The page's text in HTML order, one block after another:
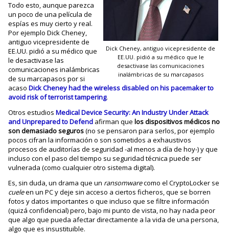
Dick Cheney, antiguo vicepresidente de
EE.UU. pidió a su médico que le
desactivase las comunicaciones
inalámbricas de su marcapasos
Todo esto, aunque parezca
un poco de una película de
espías es muy cierto y real.
Por ejemplo Dick Cheney,
antiguo vicepresidente de
EE.UU. pidió a su médico que
le desactivase las
comunicaciones inalámbricas
de su marcapasos por si
acasoDick Cheney had the wireless disabled on his pacemaker to
avoid risk of terrorist tampering.
Otros estudiosMedical Device Security: An Industry Under Attack
and Unprepared to Defend afirman que los dispositivos médicos no
son demasiado seguros(no se pensaron para serlos, por ejemplo
pocos cifran la información o son sometidos a exhaustivos
procesos de auditorías de seguridad -al menos a día de hoy-) y que
incluso con el paso del tiempo su seguridad técnica puede ser
vulnerada (como cualquier otro sistema digital).
Es, sin duda, un drama que un ransomwarecomo el CryptoLocker se
cueleen un PC y deje sin acceso a ciertos ficheros, que se borren
fotos y datos importantes o que incluso que se filtre información
(quizá confidencial) pero, bajo mi punto de vista, no hay nada peor
que algo que pueda afectar directamente a la vida de una persona,
algo que es insustituible.